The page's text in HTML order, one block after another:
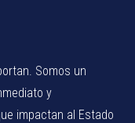
Somos un
y
impactan al Estado